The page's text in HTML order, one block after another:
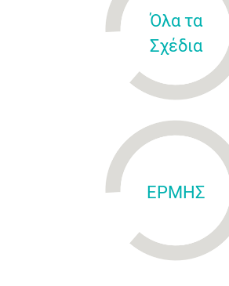
Όλα τα
Σχέδια
ΕΡΜΗΣ